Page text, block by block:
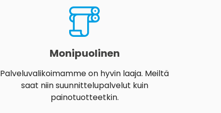
Monipuolinen
Palveluvalikoimamme on hyvin laaja. Meiltä
saat niin suunnittelupalvelut kuin
painotuotteetkin.